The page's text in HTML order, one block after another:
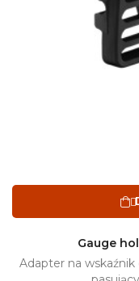

Gauge
Adapter na